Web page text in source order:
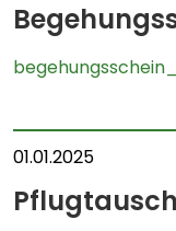
01.01.2025